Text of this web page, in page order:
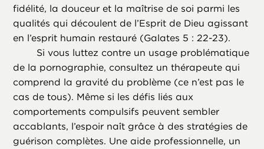
fidélité, la douceur et la maîtrise de soi parmi les
qualités qui découlent de l’Esprit de Dieu agissant
en l’esprit humain restauré (Galates 5 : 22-23).
Si vous luttez contre un usage problématique
de la pornographie, consultez un thérapeute qui
comprend la gravité du problème (ce n’est pas le
cas de tous). Même si les défis liés aux
comportements compulsifs peuvent sembler
accablants, l’espoir naît grâce à des stratégies de
guérison complètes. Une aide professionnelle, un